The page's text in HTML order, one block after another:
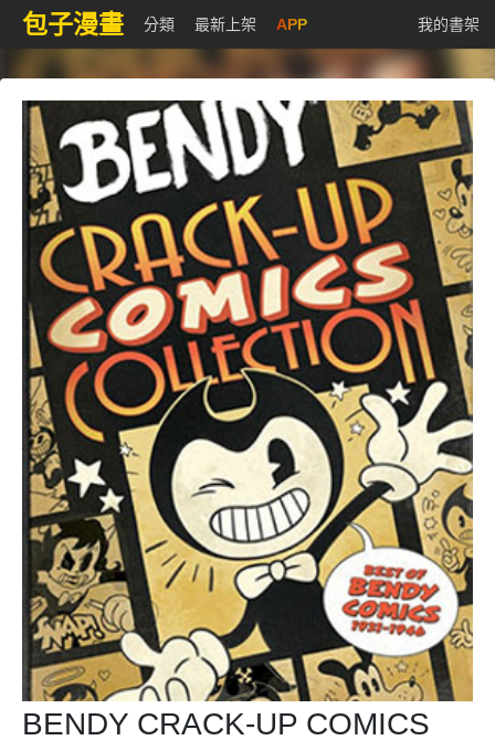
包子漫畫 分類 最新上架 APP 我的書架
BENDY CRACK-UP COMICS